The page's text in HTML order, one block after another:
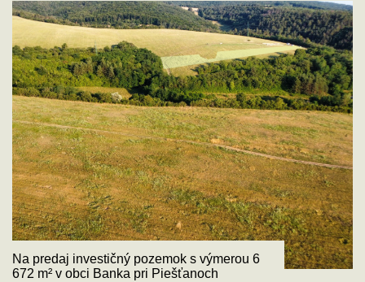
Na predaj investičný pozemok s výmerou 6
672 m² v obci Banka pri Piešťanoch